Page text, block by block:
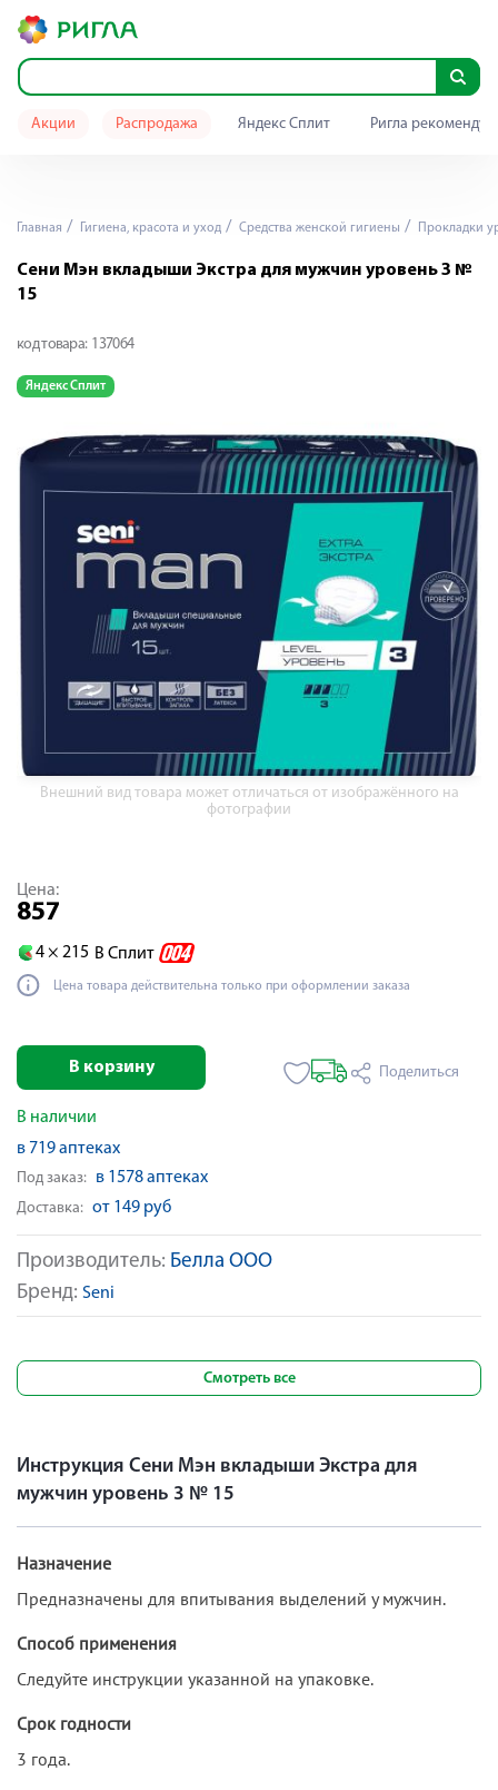
Акции Распродажа Яндекс Сплит Ригла
Главная Гигиена, красота и уход Средства женской гигиены Прокладки
Сени Мэн вкладыши Экстра для мужчин уровень 3 №
15
код товара: 137064
Яндекс Сплит
Внешний вид товара может отличаться от изображённого на
фотографии
Производитель: Белла ООО
Бренд: Seni
Цена:
857
4 × 215 В Сплит
Цена товара действительна только при оформлении заказа
В корзину Поделиться
В наличии
в 719 аптеках
Под заказ: в 1578 аптеках
Доставка: от 149 руб
Смотреть все
Инструкция Сени Мэн вкладыши Экстра для
мужчин уровень 3 № 15
Назначение
Предназначены для впитывания выделений у мужчин.
Способ применения
Следуйте инструкции указанной на упаковке.
Срок годности
3 года.